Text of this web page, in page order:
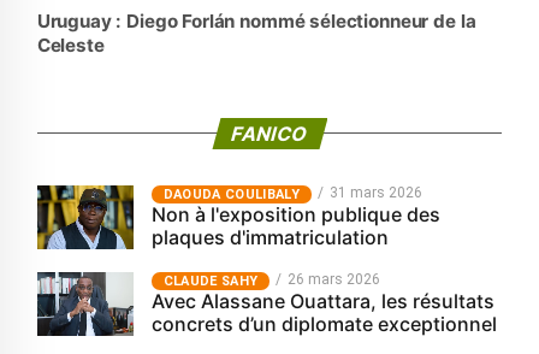
Uruguay : Diego Forlán nommé sélectionneur de la
Celeste
FANICO
‎DAOUDA COULIBALY 31 mars 2026
Non à l'exposition publique des
plaques d'immatriculation
CLAUDE SAHY 26 mars 2026
Avec Alassane Ouattara, les résultats
concrets d’un diplomate exceptionnel